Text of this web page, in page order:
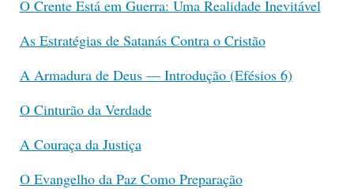
O Crente Está em Guerra: Uma Realidade Inevitável
As Estratégias de Satanás Contra o Cristão
A Armadura de Deus — Introdução (Efésios 6)
O Cinturão da Verdade
A Couraça da Justiça
O Evangelho da Paz Como Preparação